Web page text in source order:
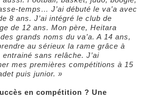
temps… J’ai débuté le va’a avec
8 ans. J’ai intégré le club de
de 12 ans. Mon père, Heitara
grands noms du va’a. A 14 ans,
au sérieux la rame grâce à
entrainé sans relâche. J’ai
mes premières compétitions à 15
puis junior. »
en compétition ? Une